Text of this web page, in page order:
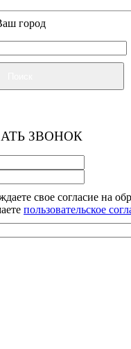
город
ЗВОНОК
свое согласие на
пользовательское